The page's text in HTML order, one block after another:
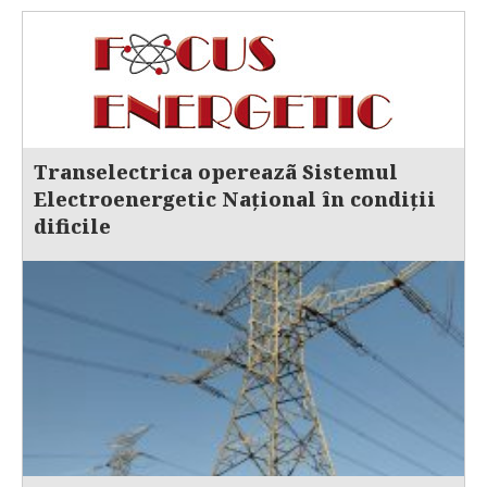
Transelectrica opereazã Sistemul
Electroenergetic Național în condiții
dificile